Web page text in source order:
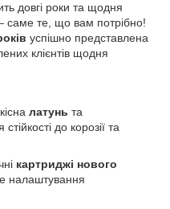
довгі роки та щодня
саме те, що вам потрібно!
успішно представлена
клієнтів щодня
латунь та
до корозії та
картриджі нового
налаштування